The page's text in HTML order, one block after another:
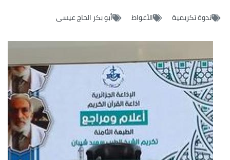
ندوة تكريمية الأغواط أبو بكر الحاج عيسى